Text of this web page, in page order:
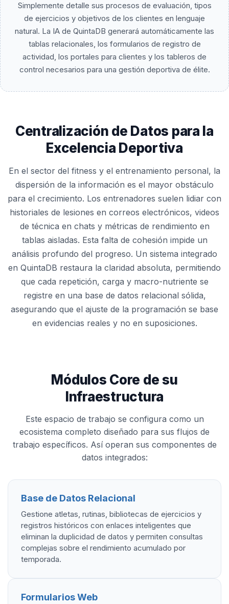
Simplemente detalle sus procesos de evaluación, tipos
de ejercicios y objetivos de los clientes en lenguaje
natural. La IA de QuintaDB generará automáticamente las
tablas relacionales, los formularios de registro de
actividad, los portales para clientes y los tableros de
control necesarios para una gestión deportiva de élite.
Centralización de Datos para la
Excelencia Deportiva
En el sector del fitness y el entrenamiento personal, la
dispersión de la información es el mayor obstáculo
para el crecimiento. Los entrenadores suelen lidiar con
historiales de lesiones en correos electrónicos, videos
de técnica en chats y métricas de rendimiento en
tablas aisladas. Esta falta de cohesión impide un
análisis profundo del progreso. Un sistema integrado
en QuintaDB restaura la claridad absoluta, permitiendo
que cada repetición, carga y macro-nutriente se
registre en una base de datos relacional sólida,
asegurando que el ajuste de la programación se base
en evidencias reales y no en suposiciones.
Módulos Core de su
Infraestructura
Este espacio de trabajo se configura como un
ecosistema completo diseñado para sus flujos de
trabajo específicos. Así operan sus componentes de
datos integrados:
Base de Datos Relacional
Gestione atletas, rutinas, bibliotecas de ejercicios y
registros históricos con enlaces inteligentes que
eliminan la duplicidad de datos y permiten consultas
complejas sobre el rendimiento acumulado por
temporada.
Formularios Web